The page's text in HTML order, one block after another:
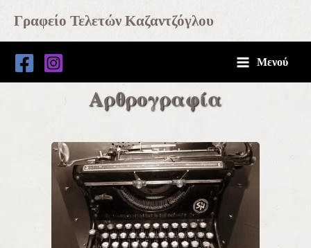
περιεχόμενο
Γραφείο Τελετών Καζαντζόγλου
Menu
Μενού
Αρθρογραφία